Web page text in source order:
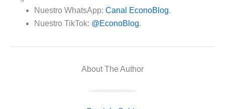
Nuestro WhatsApp: Canal EconoBlog.
Nuestro TikTok: @EconoBlog.
About The Author